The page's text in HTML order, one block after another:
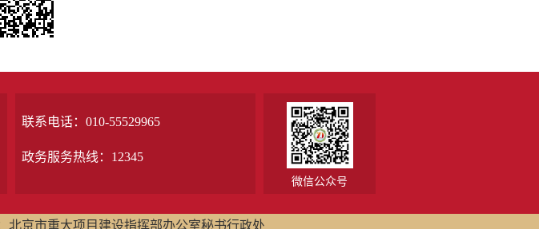
联系电话：010-55529965
政务服务热线：12345
微信公众号
北京市重大项目建设指挥部办公室秘书行政处